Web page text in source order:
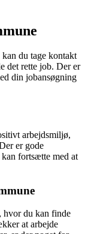
du tage kontakt
det rette job. Der er
din jobansøgning
arbejdsmiljø,
er gode
fortsætte med at
hvor du kan finde
at arbejde